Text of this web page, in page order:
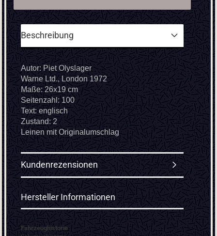
Beschreibung
Autor: Piet Olyslager
Warne Ltd., London 1972
Maße: 26x19 cm
Seitenzahl: 100
Text: englisch
Zustand: 2
Leinen mit Originalumschlag
Kundenrezensionen
Hersteller Informationen
Fahrzeughistorie